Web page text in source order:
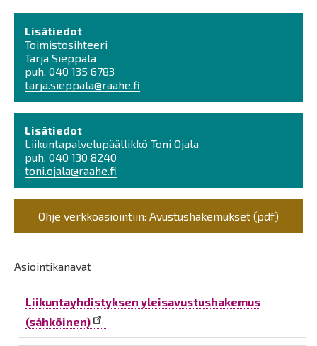
Lisätiedot
Toimistosihteeri
Tarja Sieppala
puh. 040 135 6783
tarja.sieppala@raahe.fi
Lisätiedot
Liikuntapalvelupäällikkö Toni Ojala
puh. 040 130 8240
toni.ojala@raahe.fi
Ohje verkkoasiointiin: Avustushakemukset (pdf)
Asiointikanavat
Liikuntayhdistyksen yleisavustushakemus
(sähköinen)